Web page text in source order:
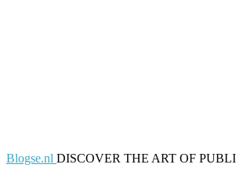
Blogse.nl DISCOVER THE ART OF